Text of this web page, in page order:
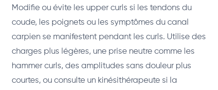
Modifie ou évite les upper curls si les tendons du
coude, les poignets ou les symptômes du canal
carpien se manifestent pendant les curls. Utilise des
charges plus légères, une prise neutre comme les
hammer curls, des amplitudes sans douleur plus
courtes, ou consulte un kinésithérapeute si la